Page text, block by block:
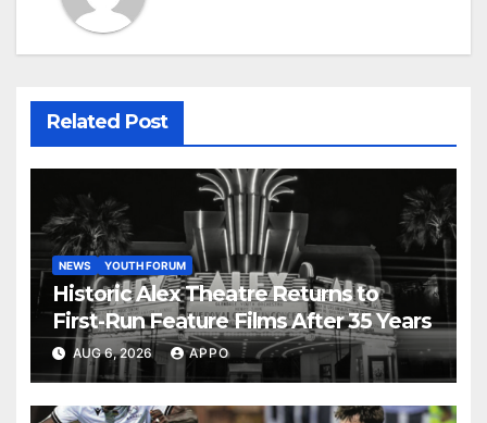
Related Post
NEWS YOUTH FORUM
Historic Alex Theatre Returns to
First-Run Feature Films After 35 Years
AUG 6, 2026 APPO